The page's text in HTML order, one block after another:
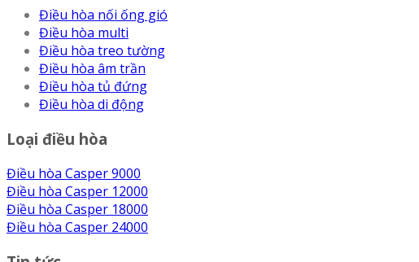
Điều hòa nối ống gió
Điều hòa multi
Điều hòa treo tường
Điều hòa âm trần
Điều hòa tủ đứng
Điều hòa di động
Loại điều hòa
Điều hòa Casper 9000
Điều hòa Casper 12000
Điều hòa Casper 18000
Điều hòa Casper 24000